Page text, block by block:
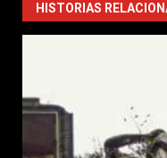
HISTORIAS